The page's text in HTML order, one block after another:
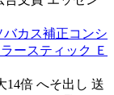
カス補正コンシ
ースティック Ｅ
14倍 へそ出し 送